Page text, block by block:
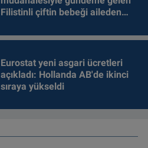
Filistinli çiftin bebeği aileden
Eurostat yeni asgari ücretleri
açıkladı: Hollanda AB'de ikinci
sıraya yükseldi